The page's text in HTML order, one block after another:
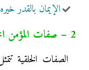
الإيمان بالقدر
2 – صفات المؤمن الخلقية:
الصفات الخلقية